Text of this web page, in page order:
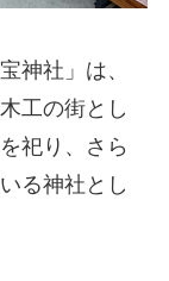
神社」は、
工の街とし
祀り、さら
る神社とし